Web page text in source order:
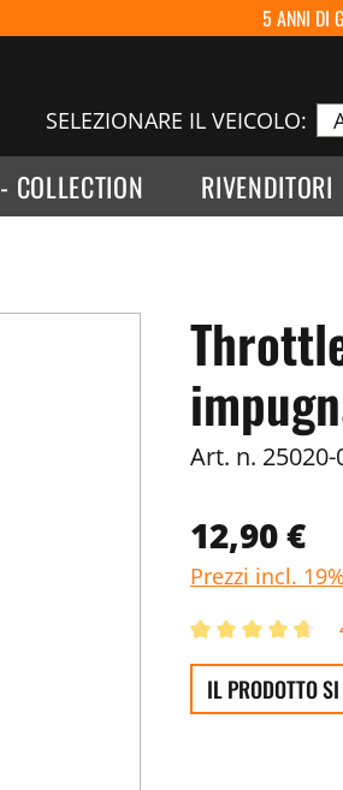
5 ANNI DI
SELEZIONARE IL VEICOLO:
- COLLECTION RIVENDITORI
Art. n. 25020-
12,90 €
Prezzi incl.
IL PRODOTTO